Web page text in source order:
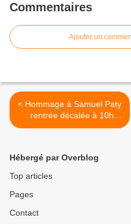
Commentaires
Ajouter un
< Hommage à Samuel Paty
: rentrée décalée à 10h
lundi 2 novembre
Hébergé par Overblog
Top articles
Pages
Contact